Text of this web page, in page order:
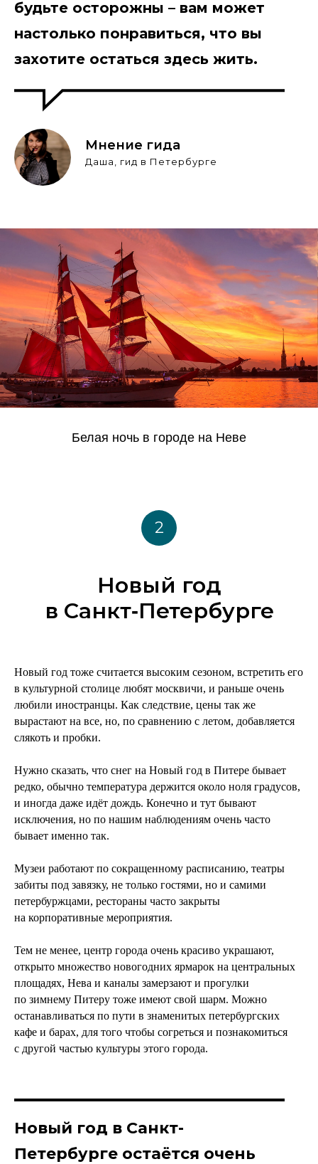
будьте осторожны – вам может
настолько понравиться, что вы
захотите остаться здесь жить.
Мнение гида
Даша, гид в Петербурге
Белая ночь в городе на Неве
2
Новый год
в Санкт‑Петербурге
Новый год тоже считается высоким сезоном, встретить его
в культурной столице любят москвичи, и раньше очень
любили иностранцы. Как следствие, цены так же
вырастают на все, но, по сравнению с летом, добавляется
слякоть и пробки.
Нужно сказать, что снег на Новый год в Питере бывает
редко, обычно температура держится около ноля градусов,
и иногда даже идёт дождь. Конечно и тут бывают
исключения, но по нашим наблюдениям очень часто
бывает именно так.
Музеи работают по сокращенному расписанию, театры
забиты под завязку, не только гостями, но и самими
петербуржцами, рестораны часто закрыты
на корпоративные мероприятия.
Тем не менее, центр города очень красиво украшают,
открыто множество новогодних ярмарок на центральных
площадях, Нева и каналы замерзают и прогулки
по зимнему Питеру тоже имеют свой шарм. Можно
останавливаться по пути в знаменитых петербургских
кафе и барах, для того чтобы согреться и познакомиться
с другой частью культуры этого города.
Новый год в Санкт-
Петербурге остаётся очень